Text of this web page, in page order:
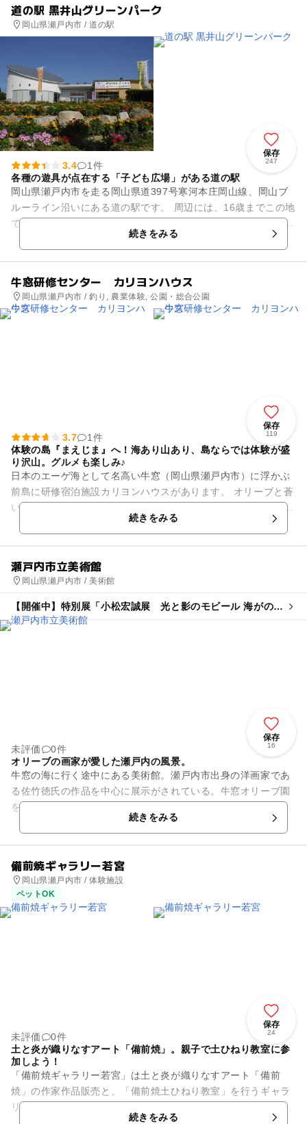
道の駅 黒井山グリーンパーク
岡山県瀬戸内市 / 道の駅
保存
247
3.4
1件
各種の遊具が点在する「子ども広場」がある道の駅
岡山県瀬戸内市を走る岡山県道397号寒河本庄岡山線、岡山ブ
ルーライン沿いにある道の駅です。 周辺には、16歳までこの地
で暮らした竹久夢二の生家があります。 敷地は自然豊かな公園
続きをみる
牛窓研修センター カリヨンハウス
岡山県瀬戸内市 / 釣り, 農業体験, 公園・総合公園
保存
119
3.7
1件
体験の島『まえじま』へ！海あり山あり、島ならでは体験が盛
り沢山。グルメも楽しみ♪
日本のエーゲ海として名高い牛窓（岡山県瀬戸内市）に浮かぶ
前島に研修宿泊施設カリヨンハウスがあります。 オリーブと蒼
い海の織りなすのどかな瀬戸の風景は息をのむ美しさです。 20
続きをみる
瀬戸内市立美術館
岡山県瀬戸内市 / 美術館
【開催中】特別展「小松宏誠展 光と影のモビール 海がのぼ
る空がふる」
保存
16
未評価
0件
オリーブの画家が愛した瀬戸内の風景。
牛窓の海に行く途中にある美術館。瀬戸内市出身の洋画家であ
る佐竹徳氏の作品を中心に展示がされている。牛窓オリーブ園
を拠点に30年以上の制作を続けて、「オリーブの画家」として
親しまれた佐竹徳氏の作品...続きをみる
備前焼ギャラリー若宮
岡山県瀬戸内市 / 体験施設
ペットOK
保存
24
未評価
0件
土と炎が織りなすアート「備前焼」。親子で土ひねり教室に参
加しよう！
「備前焼ギャラリー若宮」は土と炎が織りなすアート「備前
焼」の作家作品販売と、「備前焼土ひねり教室」を行うギャラ
リーです。手作り教室として40年以上開講しており、個人はも
続きをみる